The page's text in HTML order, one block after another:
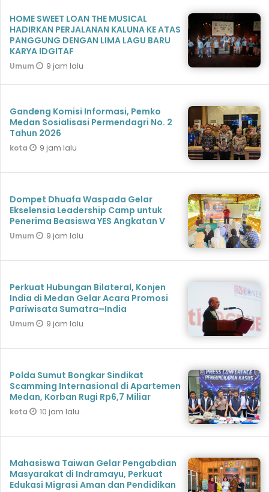
HOME SWEET LOAN THE MUSICAL
HADIRKAN PERJALANAN KALUNA KE ATAS
PANGGUNG DENGAN LIMA LAGU BARU
KARYA IDGITAF
Umum 9 jam lalu
Gandeng Komisi Informasi, Pemko
Medan Sosialisasi Permendagri No. 2
Tahun 2026
kota 9 jam lalu
Dompet Dhuafa Waspada Gelar
Ekselensia Leadership Camp untuk
Penerima Beasiswa YES Angkatan V
Umum 9 jam lalu
Perkuat Hubungan Bilateral, Konjen
India di Medan Gelar Acara Promosi
Pariwisata Sumatra–India
Umum 9 jam lalu
Polda Sumut Bongkar Sindikat
Scamming Internasional di Apartemen
Medan, Korban Rugi Rp6,7 Miliar
kota 10 jam lalu
Mahasiswa Taiwan Gelar Pengabdian
Masyarakat di Indramayu, Perkuat
Edukasi Migrasi Aman dan Pendidikan